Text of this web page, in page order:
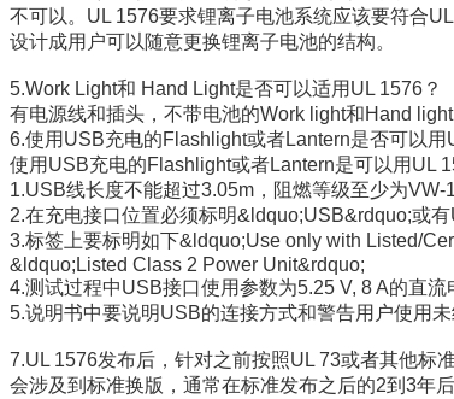
不可以。 UL 1576要求锂离子电池系统应该要符合
设计成用户可以随意更换锂离子电池的结构。
5.Work Light和 Hand Light是否可以适用 UL 1576 ？
有电源线和插头，不带电池的Work light和Hand light
6.使用 USB充电的Flashlight或者Lantern是否可以用
使用 USB充电的Flashlight或者Lantern是可以用 UL
1.USB线长度不能超过3.05m ，阻燃等级至少为VW-1
2.在充电接口位置必须标明&ldquo;USB&rdquo;或有
3.标签上要标明如下&ldquo;Use only with Listed/
&ldquo;Listed Class 2 Power Unit&rdquo;
4.测试过程中USB接口使用参数为5.25 V, 8 A的直流
5.说明书中要说明USB的连接方式和警告用户使用
7.UL 1576发布后，针对之前按照UL 73或者其他标
会涉及到标准换版，通常在标准发布之后的2到 3年